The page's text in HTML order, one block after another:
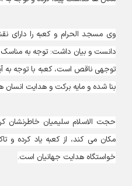
وی مسجد الحرام و کعبه را دارای
دانست و بیان داشت: توجه به مناسک
توجهی ناقص است، کعبه با توجه به
بنا شده و مایه برکت و هدایت انسان
حجت الاسلام سلیمیان خاطرنشان
مکان می کند، از کعبه یاد کرده و
خواستگاه هدایت جهانیان است.